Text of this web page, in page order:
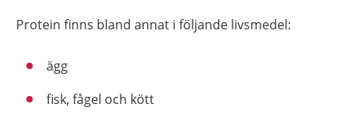
Protein finns bland annat i följande livsmedel:
ägg
fisk, fågel och kött